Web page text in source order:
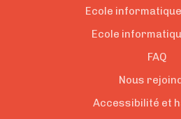
Ecole
Ecole
FAQ
Nous
Accessibilité et